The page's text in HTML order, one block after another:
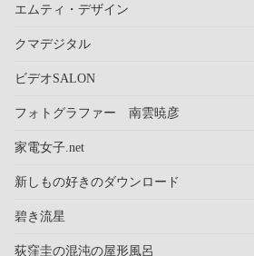
エムティ・デザイン
クマデジタル
ビデオSALON
フォトグラファー 南雲暁彦
家電女子.net
新しもの好きのダウンロード
碧き流星
荻窪圭の混沌の屋形風呂